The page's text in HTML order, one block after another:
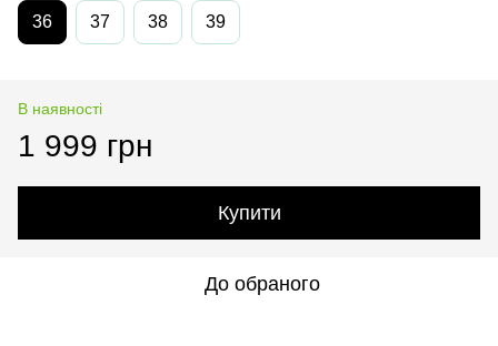
36 37 38 39
В наявності
1 999 грн
Купити
До обраного